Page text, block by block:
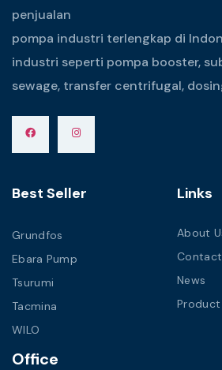
penjualan
pompa industri terlengkap di
industri seperti pompa booster,
sewage, transfer centrifugal,
Best Seller
Grundfos
Ebara Pump
Tsurumi
Tacmina
WILO
Links
About
News
Product
Office